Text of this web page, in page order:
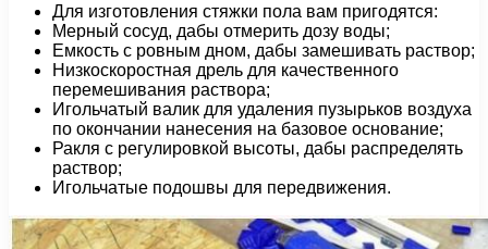
Для изготовления стяжки пола вам пригодятся:
Мерный сосуд, дабы отмерить дозу воды;
Емкость с ровным дном, дабы замешивать раствор;
Низкоскоростная дрель для качественного
перемешивания раствора;
Игольчатый валик для удаления пузырьков воздуха
по окончании нанесения на базовое основание;
Ракля с регулировкой высоты, дабы распределять
раствор;
Игольчатые подошвы для передвижения.